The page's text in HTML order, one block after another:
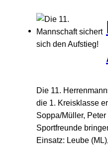
Die 11.
die 1. Kreisklasse
Soppa/Müller,
Sportfreunde
Einsatz: Leube